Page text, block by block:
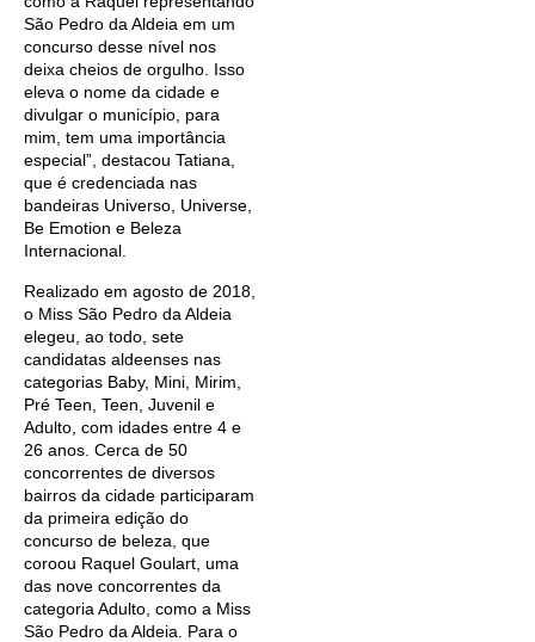
São Pedro da Aldeia em um
concurso desse nível nos
deixa cheios de orgulho. Isso
eleva o nome da cidade e
divulgar o município, para
mim, tem uma importância
especial”, destacou Tatiana,
que é credenciada nas
bandeiras Universo, Universe,
Be Emotion e Beleza
Internacional.
Realizado em agosto de 2018,
o Miss São Pedro da Aldeia
elegeu, ao todo, sete
candidatas aldeenses nas
categorias Baby, Mini, Mirim,
Pré Teen, Teen, Juvenil e
Adulto, com idades entre 4 e
26 anos. Cerca de 50
concorrentes de diversos
bairros da cidade participaram
da primeira edição do
concurso de beleza, que
coroou Raquel Goulart, uma
das nove concorrentes da
categoria Adulto, como a Miss
São Pedro da Aldeia. Para o